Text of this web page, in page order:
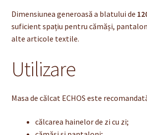
Dimensiunea generoasă a blatului de
suficient spațiu pentru cămăși,
alte articole textile.
Utilizare
Masa de călcat ECHOS este
călcarea hainelor de zi cu zi;